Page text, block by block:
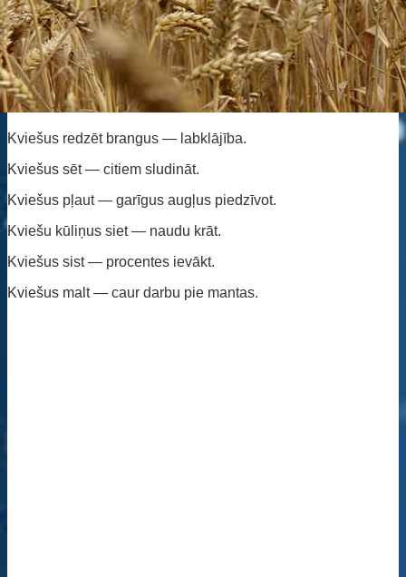
Kviešus redzēt brangus — labklājība.
Kviešus sēt — citiem sludināt.
Kviešus pļaut — garīgus augļus piedzīvot.
Kviešu kūliņus siet — naudu krāt.
Kviešus sist — procentes ievākt.
Kviešus malt — caur darbu pie mantas.